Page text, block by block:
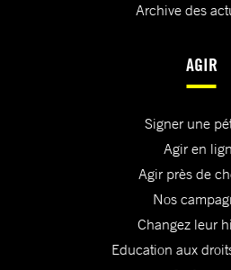
Archive des
AGIR
Signer une
Agir en
Agir près de
Nos
Changez leur
Education aux